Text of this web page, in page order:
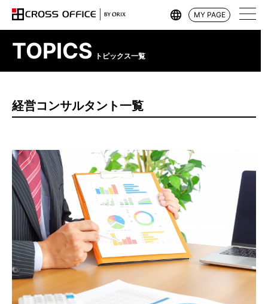
MY PAGE
TOPICS トピックス一覧
経営コンサルタント一覧